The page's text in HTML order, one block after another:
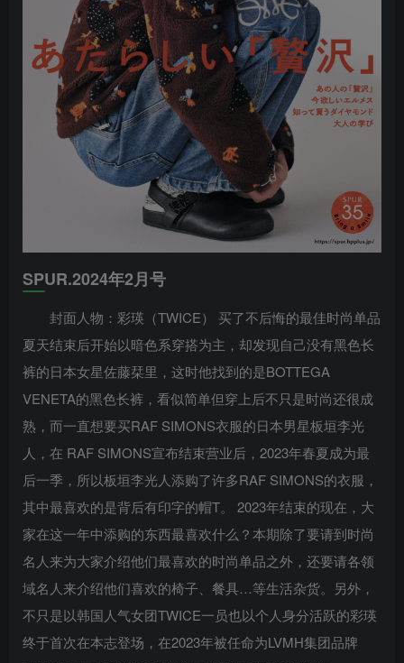
SPUR.2024年2月号
封面人物：彩瑛（TWICE） 买了不后悔的最佳时尚单品
夏天结束后开始以暗色系穿搭为主，却发现自己没有黑色长
裤的日本女星佐藤栞里，这时他找到的是BOTTEGA
VENETA的黑色长裤，看似简单但穿上后不只是时尚还很成
熟，而一直想要买RAF SIMONS衣服的日本男星板垣李光
人，在 RAF SIMONS宣布结束营业后，2023年春夏成为最
后一季，所以板垣李光人添购了许多RAF SIMONS的衣服，
其中最喜欢的是背后有印字的帽T。 2023年结束的现在，大
家在这一年中添购的东西最喜欢什么？本期除了要请到时尚
名人来为大家介绍他们最喜欢的时尚单品之外，还要请各领
域名人来介绍他们喜欢的椅子、餐具…等生活杂货。另外，
不只是以韩国人气女团TWICE一员也以个人身分活跃的彩瑛
终于首次在本志登场，在2023年被任命为LVMH集团品牌